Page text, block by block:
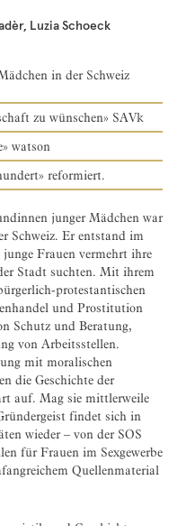
Luzia Schoeck
in der Schweiz
zu wünschen» SAVk
watson
reformiert.
junger Mädchen war
Schweiz. Er entstand im
Frauen vermehrt ihre
Stadt suchten. Mit ihrem
protestantischen
und Prostitution
Schutz und Beratung,
von Arbeitsstellen.
mit moralischen
die Geschichte der
auf. Mag sie mittlerweile
findet sich in
wieder – von der SOS
für Frauen im Sexgewerbe
Quellenmaterial